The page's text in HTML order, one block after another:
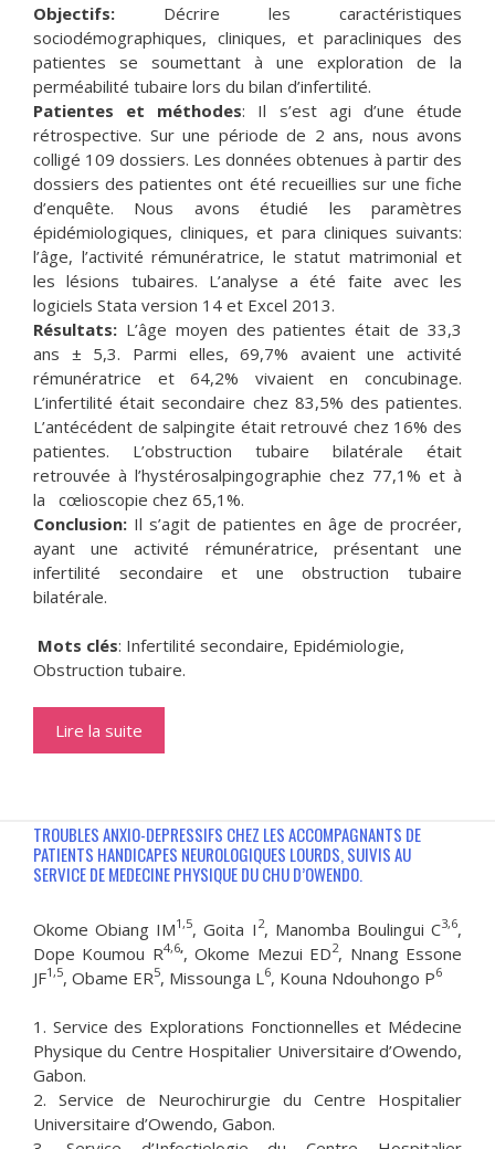
Objectifs: Décrire les caractéristiques
sociodémographiques, cliniques, et paracliniques des
patientes se soumettant à une exploration de la
perméabilité tubaire lors du bilan d’infertilité.
Patientes et méthodes: Il s’est agi d’une étude
rétrospective. Sur une période de 2 ans, nous avons
colligé 109 dossiers. Les données obtenues à partir des
dossiers des patientes ont été recueillies sur une fiche
d’enquête. Nous avons étudié les paramètres
épidémiologiques, cliniques, et para cliniques suivants:
l’âge, l’activité rémunératrice, le statut matrimonial et
les lésions tubaires. L’analyse a été faite avec les
logiciels Stata version 14 et Excel 2013.
Résultats: L’âge moyen des patientes était de 33,3
ans ± 5,3. Parmi elles, 69,7% avaient une activité
rémunératrice et 64,2% vivaient en concubinage.
L’infertilité était secondaire chez 83,5% des patientes.
L’antécédent de salpingite était retrouvé chez 16% des
patientes. L’obstruction tubaire bilatérale était
retrouvée à l’hystérosalpingographie chez 77,1% et à
la cœlioscopie chez 65,1%.
Conclusion: Il s’agit de patientes en âge de procréer,
ayant une activité rémunératrice, présentant une
infertilité secondaire et une obstruction tubaire
bilatérale.
Mots clés: Infertilité secondaire, Epidémiologie,
Obstruction tubaire.
Lire la suite
TROUBLES ANXIO-DEPRESSIFS CHEZ LES ACCOMPAGNANTS DE
PATIENTS HANDICAPES NEUROLOGIQUES LOURDS, SUIVIS AU
SERVICE DE MEDECINE PHYSIQUE DU CHU D’OWENDO.
Okome Obiang IM1,5, Goita I 2, Manomba Boulingui C3,6,
Dope Koumou R4,6,, Okome Mezui ED2, Nnang Essone
JF1,5, Obame ER5, Missounga L 6, Kouna Ndouhongo P6
1. ­Service des Explorations Fonctionnelles et Médecine
Physique du Centre Hospitalier Universitaire d’Owendo,
Gabon.
2. Service de Neurochirurgie du Centre Hospitalier
Universitaire d’Owendo, Gabon.